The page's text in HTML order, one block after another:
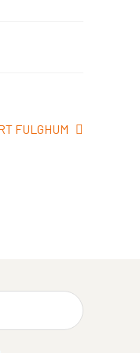
FULGHUM